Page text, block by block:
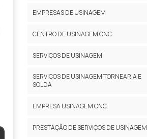
EMPRESAS DE USINAGEM
CENTRO DE USINAGEM CNC
SERVIÇOS DE USINAGEM
SERVIÇOS DE USINAGEM TORNEARIA E
SOLDA
EMPRESA USINAGEM CNC
PRESTAÇÃO DE SERVIÇOS DE USINAGEM